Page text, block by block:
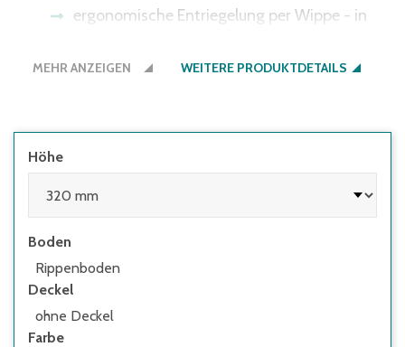
ergonomische Entriegelung per Wippe - in
Arbeitswissenschaftlern entwickelt
MEHR ANZEIGEN WEITERE PRODUKTDETAILS
Höhe
Boden
Rippenboden
Deckel
ohne Deckel
Farbe